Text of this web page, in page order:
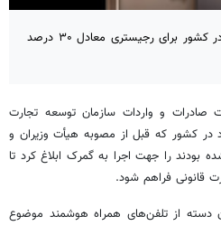
حقوق ورودی آیفون های موجود در کشور برای رجیستری معادل ۳۰ درصد
صادرات و واردات سازمان توسعه تجارت
در کشور که قبل از مصوبه هیأتوزیران و
بودند را جهت اجرا به گمرک ابلاغ کرد تا
قانونی فراهم شود.
دسته از تلفن‌های همراه هوشمند موضوع